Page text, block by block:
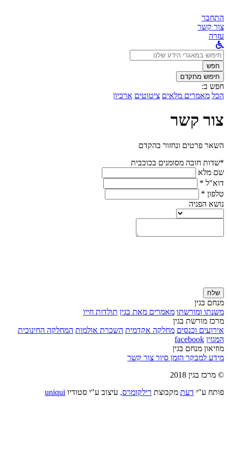
התחבר
צור קשר
עזרה
לחפש
ב:חפש
חיפוש מתקדם
חפש ב:
הכל מאמרים מלאים ציטוטים ארכיון
צור קשר
השאר פרטים ונחזור בהקדם
*שדות חובה מסומנים בכוכבית
שם מלא
דוא"ל *
טלפון *
נושא הפניה
שלח
מנחם בגין
משנתו ומורשתו מאמרים מאת בגין תולדות חייו
מרכז מורשת בגין
אירועים וכנסים מחלקה אקדמית השכרת אולמות המחלקה החינוכית
המגזין facebook
מוזיאון מנחם בגין
מידע למבקר הזמן סיור צור קשר
© מרכז בגין 2018
פותח ע"י דעת מקבוצת רילקומרס, עיצוב ע"י סטודיו uniqui